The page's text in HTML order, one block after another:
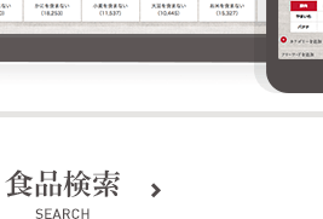
クミタスでのご利用は商品購入時も無料です